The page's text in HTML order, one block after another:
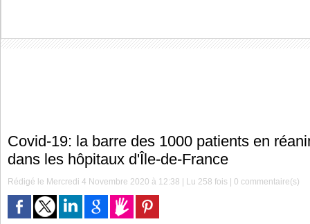
Covid-19: la barre des 1000 patients en
dans les hôpitaux d'Île-de-France
Rédigé le Mercredi 4 Novembre 2020 à 12:38 | Lu 258 fois |0 commentaire(s)